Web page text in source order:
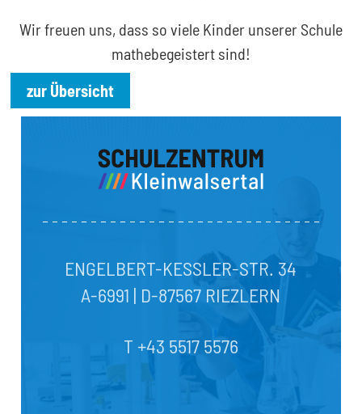
Wir freuen uns, dass so viele Kinder unserer Schule
mathebegeistert sind!
zur Übersicht
ENGELBERT-KESSLER-STR. 34
A-6991 | D-87567 RIEZLERN
T +43 5517 5576